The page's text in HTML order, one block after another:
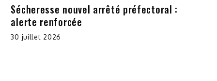
Sécheresse nouvel arrêté préfectoral :
alerte renforcée
30 juillet 2026